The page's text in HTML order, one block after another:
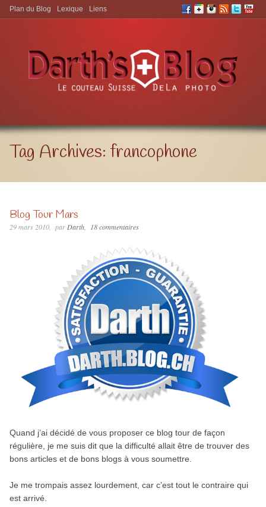
Aller à:
Plan du Blog Lexique Liens
Tag Archives:francophone
Blog Tour Mars
29 mars 2010 parDarth 18 commentaires
Quand j’ai décidé de vous proposer ce blog tour de façon
régulière, je me suis dit que la difficulté allait être de trouver des
bons articles et de bons blogs à vous soumettre.
Je me trompais assez lourdement, car c’est tout le contraire qui
est arrivé.